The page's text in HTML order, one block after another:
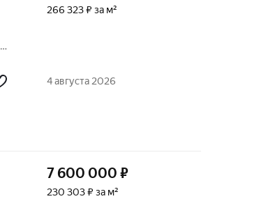
266 323 ₽ за м²
4 августа 2026
7 600 000 ₽
230 303 ₽ за м²